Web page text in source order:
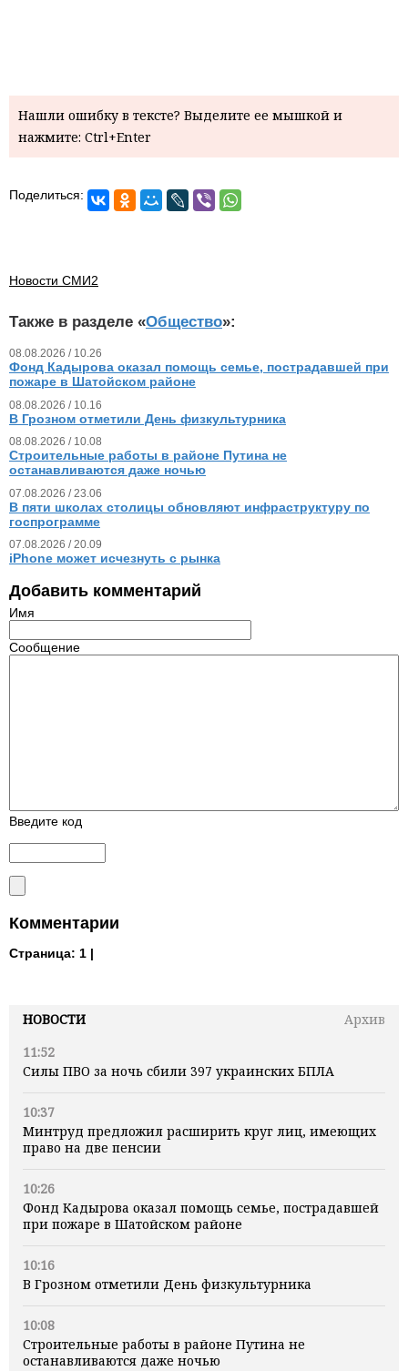
НОВОСТИ
Архив
11:52
Силы ПВО за ночь сбили 397 украинских БПЛА
10:37
Минтруд предложил расширить круг лиц, имеющих
право на две пенсии
10:26
Фонд Кадырова оказал помощь семье, пострадавшей
при пожаре в Шатойском районе
10:16
В Грозном отметили День физкультурника
10:08
Строительные работы в районе Путина не
останавливаются даже ночью
Нашли ошибку в тексте? Выделите ее мышкой и
нажмите: Ctrl+Enter
Поделиться:
Новости СМИ2
Также в разделе «Общество»:
08.08.2026 / 10.26
Фонд Кадырова оказал помощь семье, пострадавшей при
пожаре в Шатойском районе
08.08.2026 / 10.16
В Грозном отметили День физкультурника
08.08.2026 / 10.08
Строительные работы в районе Путина не
останавливаются даже ночью
07.08.2026 / 23.06
В пяти школах столицы обновляют инфраструктуру по
госпрограмме
07.08.2026 / 20.09
iPhone может исчезнуть с рынка
Добавить комментарий
Имя
Сообщение
Введите код
Комментарии
Страница: 1 |